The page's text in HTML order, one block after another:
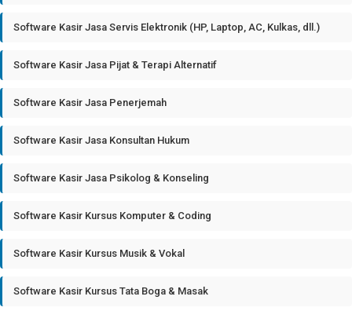
Software Kasir Jasa Servis Elektronik (HP, Laptop, AC, Kulkas, dll.)
Software Kasir Jasa Pijat & Terapi Alternatif
Software Kasir Jasa Penerjemah
Software Kasir Jasa Konsultan Hukum
Software Kasir Jasa Psikolog & Konseling
Software Kasir Kursus Komputer & Coding
Software Kasir Kursus Musik & Vokal
Software Kasir Kursus Tata Boga & Masak